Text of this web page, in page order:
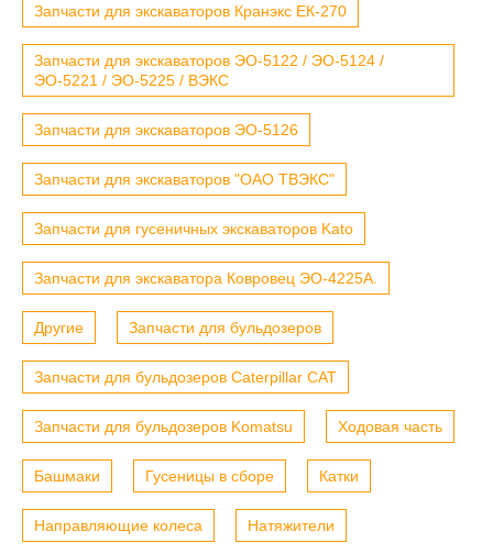
Запчасти для экскаваторов Кранэкс ЕК-270
Запчасти для экскаваторов ЭО-5122 / ЭО-5124 /
ЭО-5221 / ЭО-5225 / ВЭКС
Запчасти для экскаваторов ЭО-5126
Запчасти для экскаваторов "ОАО ТВЭКС"
Запчасти для гусеничных экскаваторов Kato
Запчасти для экскаватора Ковровец ЭО-4225А.
Другие Запчасти для бульдозеров
Запчасти для бульдозеров Caterpillar CAT
Запчасти для бульдозеров Komatsu Ходовая часть
Башмаки Гусеницы в сборе Катки
Направляющие колеса Натяжители